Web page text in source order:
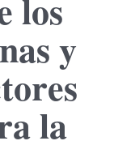
los
y
la